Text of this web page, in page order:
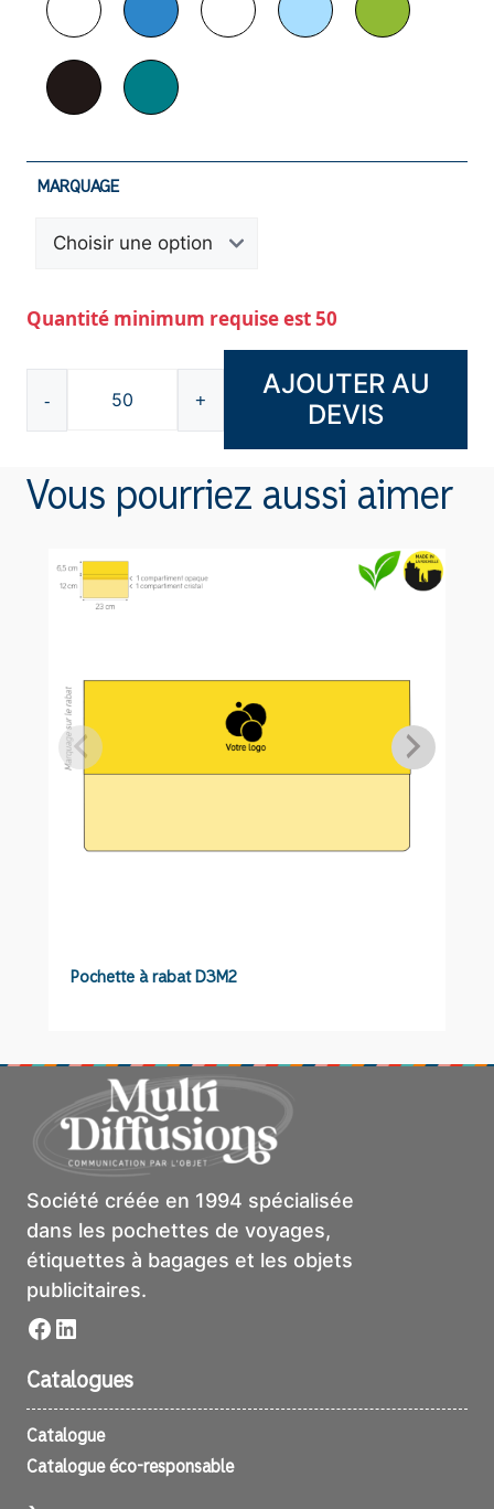
MARQUAGE
Quantité minimum requise est 50
-
quantité
de
permis
pêche
+
AJOUTER AU
DEVIS
Vous pourriez aussi aimer
Pochette à rabat D3M2
Société créée en 1994 spécialisée
dans les pochettes de voyages,
étiquettes à bagages et les objets
publicitaires.
Facebook
LinkedIn
Catalogues
Catalogue
Catalogue éco-responsable